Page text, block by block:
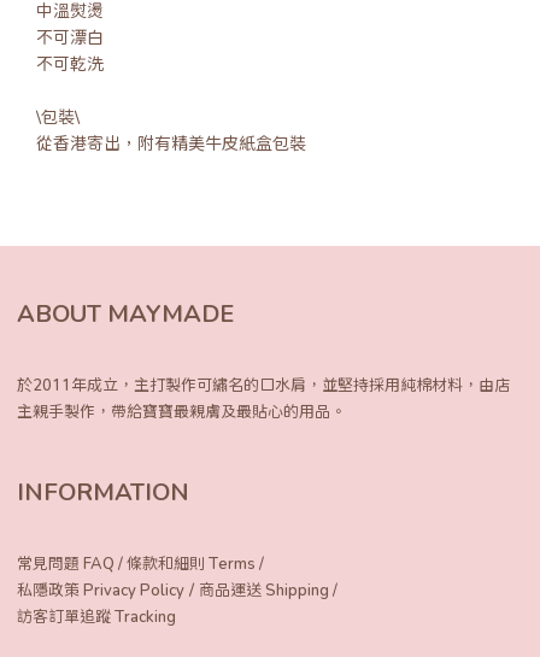
中溫熨燙
不可漂白
不可乾洗
\包裝\
從香港寄出，附有精美牛皮紙盒包裝
ABOUT MAYMADE
於2011年成立，主打製作可繡名的口水肩， 並堅持採用純棉材料，由店
主親手製作， 帶給寶寶最親膚及最貼心的用品。
INFORMATION
常見問題 FAQ /條款和細則 Terms /
私隱政策 Privacy Policy / 商品運送 Shipping /
訪客訂單追蹤 Tracking